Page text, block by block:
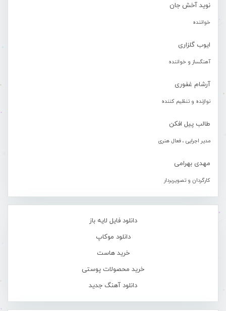
نوید آخش جان
خواننده
ایوب گلزاری
آهنگساز و خواننده
آرشام غفوری
نوازنده و تنظیم کننده
طالب پیل افکن
مدیر اجرایی ، فعال هنری
مهدی بهرامی
کارگردان و تصویربردار
دانلود فایل لایه باز
دانلود موکاپ
خرید هاست
خرید محصولات پوستی
دانلود آهنگ جدید